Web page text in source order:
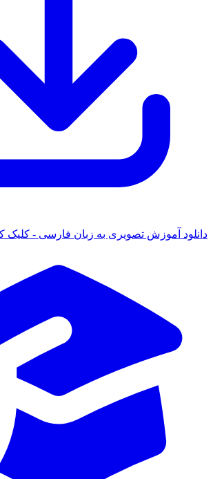
آموزش تصویری به زبان فارسی - کلیک کنید